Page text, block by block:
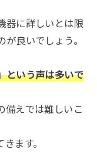
器に詳しいとは限
良いでしょう。
という声は多いで
備えでは難しいこ
ます。